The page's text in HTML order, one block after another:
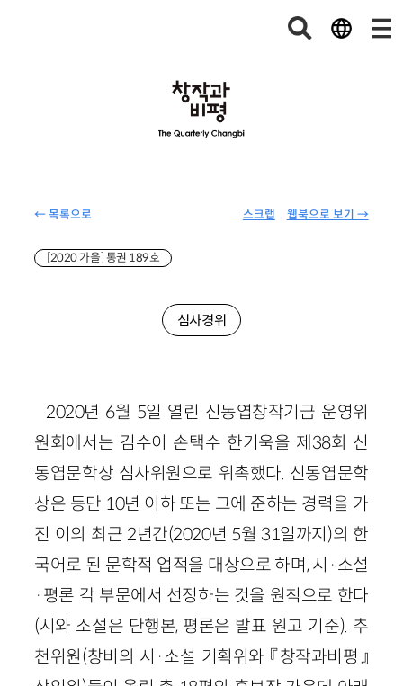
← 목록으로 웹북으로 보기 →
스크랩
[2020 가을] 통권 189호
심사경위
2020년 6월 5일 열린 신동엽창작기금 운영위
원회에서는 김수이 손택수 한기욱을 제38회 신
동엽문학상 심사위원으로 위촉했다. 신동엽문학
상은 등단 10년 이하 또는 그에 준하는 경력을 가
진 이의 최근 2년간(2020년 5월 31일까지)의 한
국어로 된 문학적 업적을 대상으로 하며, 시·소설
·평론 각 부문에서 선정하는 것을 원칙으로 한다
(시와 소설은 단행본, 평론은 발표 원고 기준). 추
천위원(창비의 시·소설 기획위와 『창작과비평』